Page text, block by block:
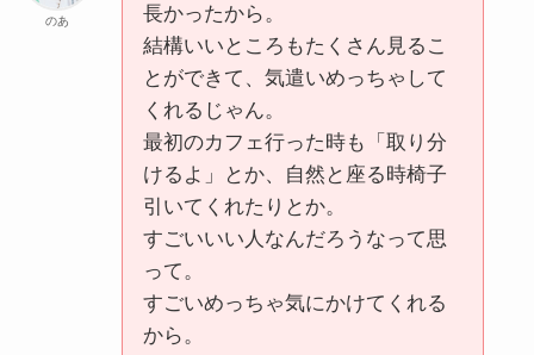
のあ
長かったから。
結構いいところもたくさん見るこ
とができて、気遣いめっちゃして
くれるじゃん。
最初のカフェ行った時も「取り分
けるよ」とか、自然と座る時椅子
引いてくれたりとか。
すごいいい人なんだろうなって思
って。
すごいめっちゃ気にかけてくれる
から。